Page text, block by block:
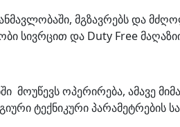
მგზავრებს და
სივრცით და Duty Free
ოპერირება, ამავე
ტექნიკური პარამეტრების